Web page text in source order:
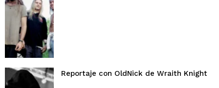
Reportaje con OldNick de Wraith Knight